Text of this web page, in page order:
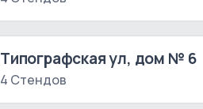
Типографская ул, дом № 6
4 Стендов